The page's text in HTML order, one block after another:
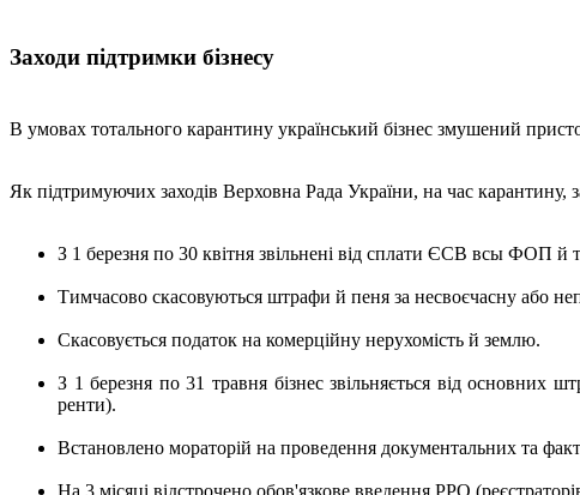
Заходи підтримки бізнесу
В умовах тотального карантину український бізнес змушений
Як підтримуючих заходів Верховна Рада України, на час карантину,
З 1 березня по 30 квітня звільнені від сплати ЄСВ всы ФОП й
Тимчасово скасовуються штрафи й пеня за несвоєчасну або
Скасовується податок на комерційну нерухомість й землю.
З 1 березня по 31 травня бізнес звільняється від основних
ренти).
Встановлено мораторій на проведення документальних та